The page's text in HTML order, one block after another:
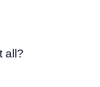
all?